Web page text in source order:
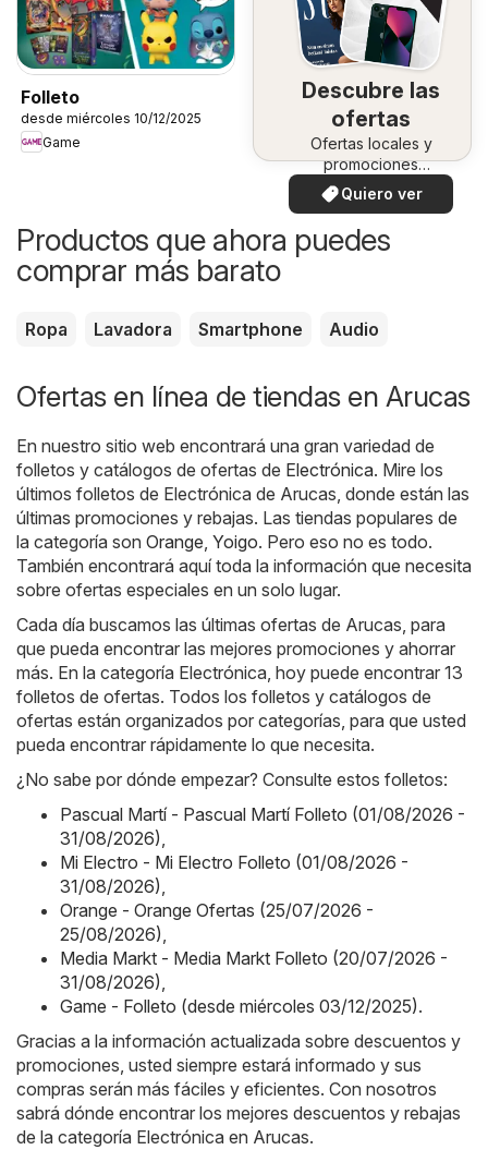
Folleto
desde miércoles 10/12/2025
Game
Descubre las
ofertas
Ofertas locales y
promociones
especiales.
Quiero ver
Productos que ahora puedes
comprar más barato
Ropa Lavadora Smartphone Audio
Ofertas en línea de tiendas en Arucas
En nuestro sitio web encontrará una gran variedad de
folletos y catálogos de ofertas de Electrónica. Mire los
últimos folletos de Electrónica de Arucas, donde están las
últimas promociones y rebajas. Las tiendas populares de
la categoría son Orange, Yoigo. Pero eso no es todo.
También encontrará aquí toda la información que necesita
sobre ofertas especiales en un solo lugar.
Cada día buscamos las últimas ofertas de Arucas, para
que pueda encontrar las mejores promociones y ahorrar
más. En la categoría Electrónica, hoy puede encontrar 13
folletos de ofertas. Todos los folletos y catálogos de
ofertas están organizados por categorías, para que usted
pueda encontrar rápidamente lo que necesita.
¿No sabe por dónde empezar? Consulte estos folletos:
Pascual Martí - Pascual Martí Folleto (01/08/2026 -
31/08/2026),
Mi Electro - Mi Electro Folleto (01/08/2026 -
31/08/2026),
Orange - Orange Ofertas (25/07/2026 -
25/08/2026),
Media Markt - Media Markt Folleto (20/07/2026 -
31/08/2026),
Game - Folleto (desde miércoles 03/12/2025).
Gracias a la información actualizada sobre descuentos y
promociones, usted siempre estará informado y sus
compras serán más fáciles y eficientes. Con nosotros
sabrá dónde encontrar los mejores descuentos y rebajas
de la categoría Electrónica en Arucas.